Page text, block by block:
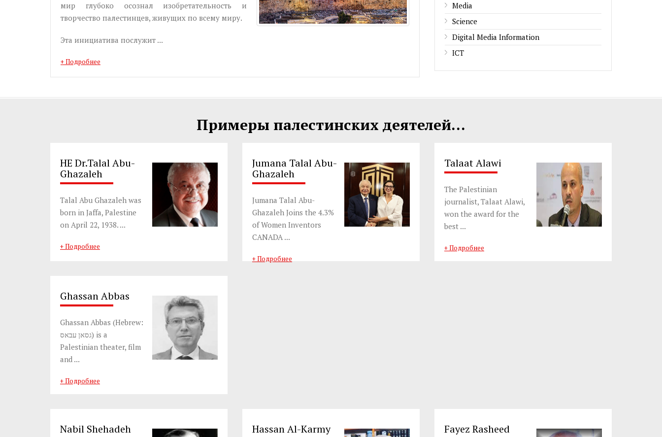
мир глубоко осознал изобретательность и
творчество палестинцев, живущих по всему миру.
Эта инициатива послужит ...
+ Подробнее
Media
Science
Digital Media Information
ICT
Примеры палестинских деятелей...
HE Dr.Talal Abu-
Ghazaleh
Talal Abu Ghazaleh was
born in Jaffa, Palestine
on April 22, 1938. ...
+ Подробнее
Jumana Talal Abu-
Ghazaleh
Jumana Talal Abu-
Ghazaleh Joins the 4.3%
of Women Inventors
CANADA ...
+ Подробнее
Talaat Alawi
The Palestinian
journalist, Talaat Alawi,
won the award for the
best ...
+ Подробнее
Ghassan Abbas
Ghassan Abbas (Hebrew:
גסאן עבאס) is a
Palestinian theater, film
and ...
+ Подробнее
Nabil Shehadeh Hassan Al-Karmy Fayez Rasheed